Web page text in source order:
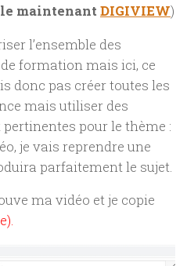
maintenant DIGIVIEW)
l’ensemble des
formation mais ici, ce
donc pas créer toutes les
mais utiliser des
pour le thème :
je vais reprendre une
parfaitement le sujet.
ma vidéo et je copie